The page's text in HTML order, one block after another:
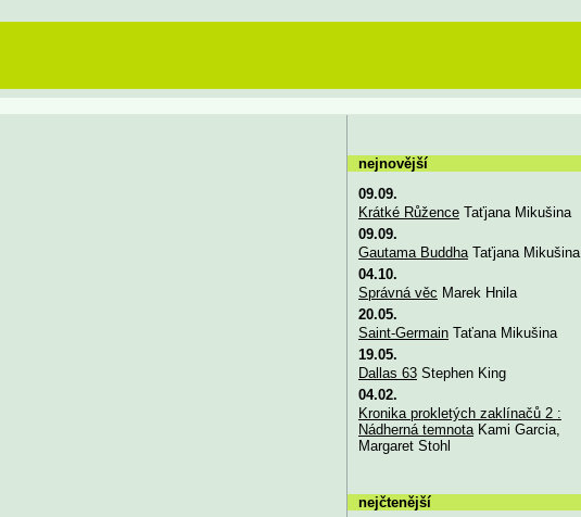
nejnovější
09.09.
Krátké RůženceTaťjana Mikušina
09.09.
Gautama BuddhaTaťjana Mikušina
04.10.
Správná věc Marek Hnila
20.05.
Saint-GermainTaťana Mikušina
19.05.
Dallas 63Stephen King
04.02.
Kronika prokletých zaklínačů 2 :
Nádherná temnotaKami Garcia,
Margaret Stohl
nejčtenější